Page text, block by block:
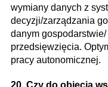
wymiany danych z
decyzji/zarządzania
danym
przedsięwzięcia.
pracy autonomicznej.
20. Czy do objęcia